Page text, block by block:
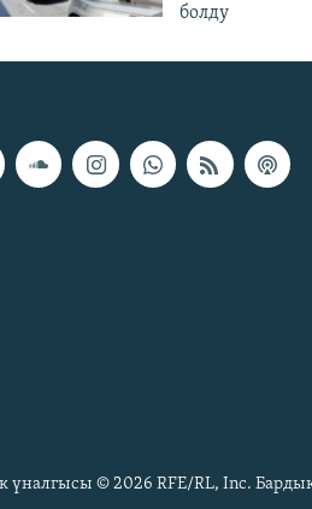
болду
үналгысы © 2026 RFE/RL, Inc.